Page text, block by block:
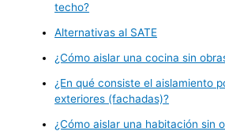
techo?
Alternativas al SATE
¿Cómo aislar una cocina sin
¿En qué consiste el aislamiento
exteriores (fachadas)?
¿Cómo aislar una habitación sin